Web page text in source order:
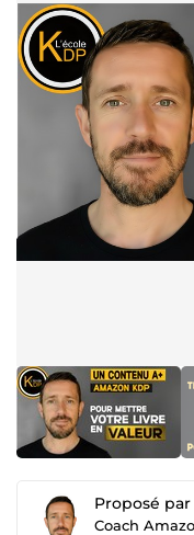
Proposé par